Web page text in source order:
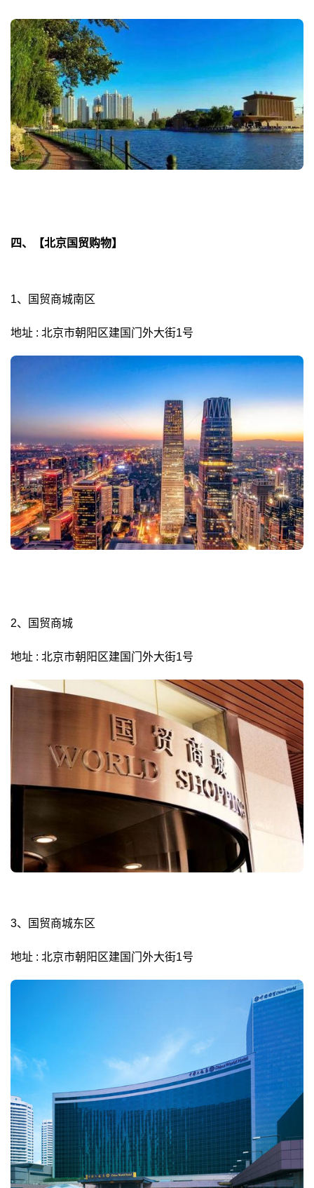
四、【北京国贸购物】
1、国贸商城南区
地址 : 北京市朝阳区建国门外大街1号
2、国贸商城
地址 : 北京市朝阳区建国门外大街1号
3、国贸商城东区
地址 : 北京市朝阳区建国门外大街1号